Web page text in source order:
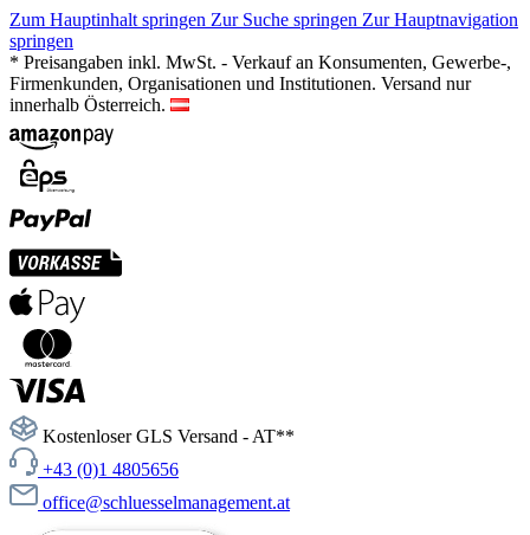
Zum Hauptinhalt springen Zur Suche springen Zur Hauptnavigation
springen
* Preisangaben inkl. MwSt. - Verkauf an Konsumenten, Gewerbe-,
Firmenkunden, Organisationen und Institutionen. Versand nur
innerhalb Österreich.
Kostenloser GLS Versand - AT**
+43 (0)1 4805656
office@schluesselmanagement.at